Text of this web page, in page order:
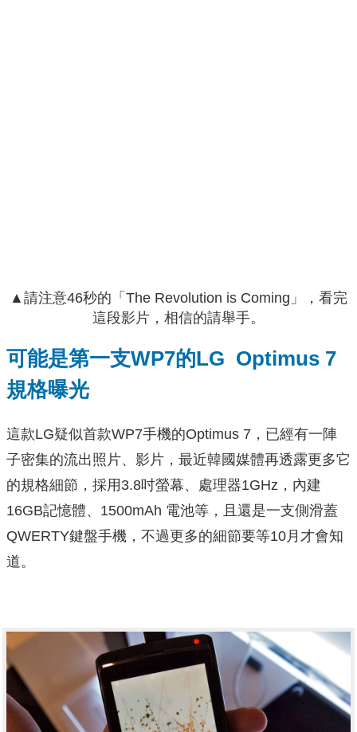
▲請注意46秒的「The Revolution is Coming」，看完
這段影片，相信的請舉手。
可能是第一支WP7的LG Optimus 7
規格曝光
這款LG疑似首款WP7手機的Optimus 7，已經有一陣
子密集的流出照片、影片，最近韓國媒體再透露更多它
的規格細節，採用3.8吋螢幕、處理器1GHz，內建
16GB記憶體、1500mAh 電池等，且還是一支側滑蓋
QWERTY鍵盤手機，不過更多的細節要等10月才會知
道。